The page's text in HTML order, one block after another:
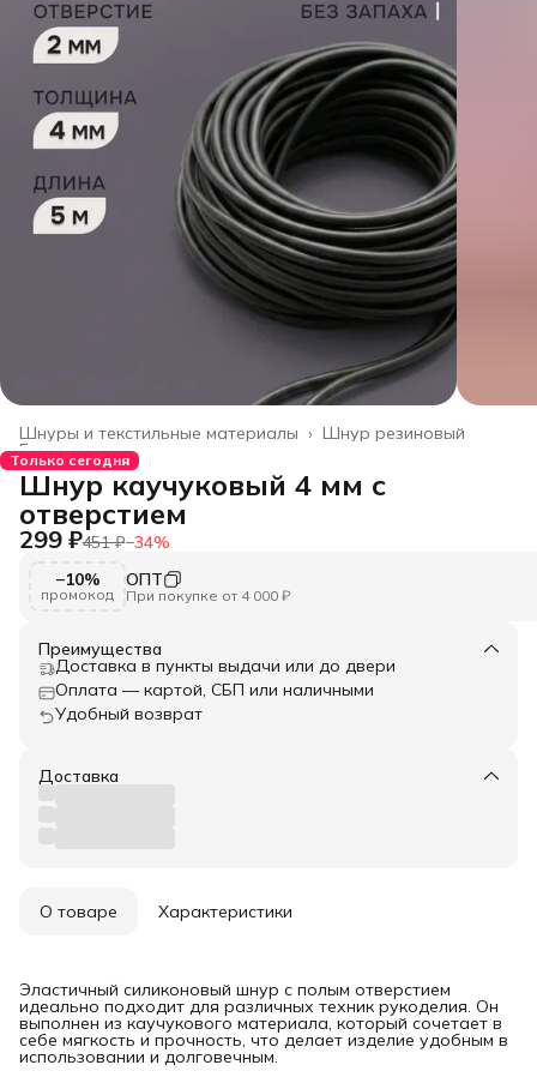
Шнур резиновый
Шнуры и текстильные материалы ›
Главная ›
Только сегодня
Шнур каучуковый 4 мм с
отверстием
299 ₽451 ₽−34%
−10%
промокод
ОПТ
При покупке от 4 000 ₽
Преимущества
Доставка в пункты выдачи или до двери
Оплата — картой, СБП или наличными
Удобный возврат
Доставка
О товаре Характеристики
Эластичный силиконовый шнур с полым отверстием
идеально подходит для различных техник рукоделия. Он
выполнен из каучукового материала, который сочетает в
себе мягкость и прочность, что делает изделие удобным в
использовании и долговечным.